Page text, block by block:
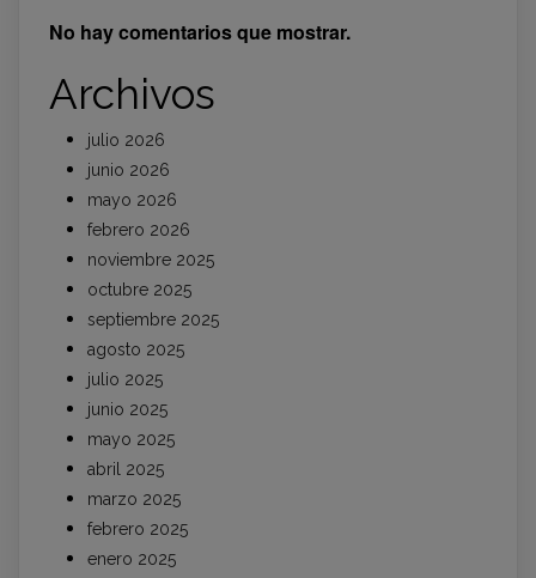
No hay comentarios que mostrar.
Archivos
julio 2026
junio 2026
mayo 2026
febrero 2026
noviembre 2025
octubre 2025
septiembre 2025
agosto 2025
julio 2025
junio 2025
mayo 2025
abril 2025
marzo 2025
febrero 2025
enero 2025